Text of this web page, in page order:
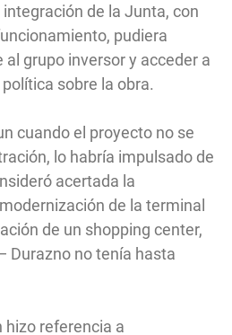
de la Junta, con
pudiera
grupo inversor y acceder a
sobre la obra.
cuando el proyecto no se
lo habría impulsado de
acertada la
de la terminal
de un shopping center,
Durazno no tenía hasta
hizo referencia a